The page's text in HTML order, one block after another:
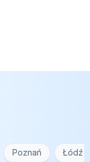
Poznań Łódź